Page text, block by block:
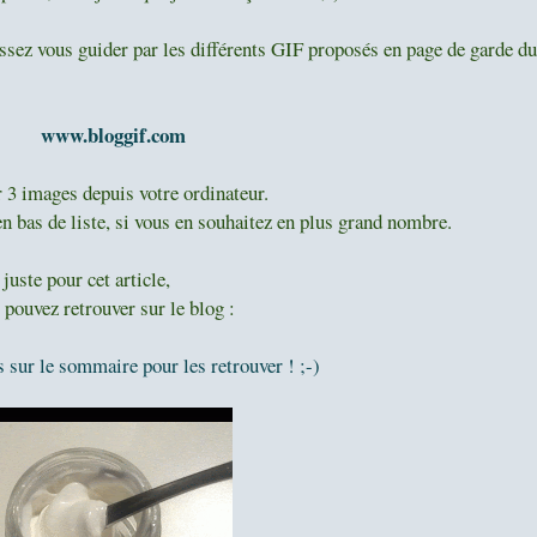
vous guider par les différents GIF proposés en page de garde du
www.bloggif.com
images depuis votre ordinateur.
de liste, si vous en souhaitez en plus grand nombre.
juste pour cet article,
retrouver sur le blog :
sur le sommaire pour les retrouver ! ;-)